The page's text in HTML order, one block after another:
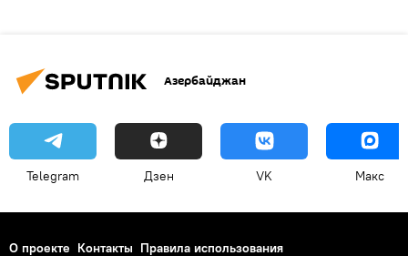
Азербайджан
Telegram Дзен VK Макс
О проекте Контакты Правила использования